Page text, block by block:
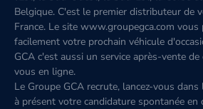
Belgique. C'est le premier distributeur de
France. Le site www.groupegca.com
facilement votre prochain véhicule
GCA c'est aussi un service après-vente
vous en ligne.
Le Groupe GCA recrute, lancez-vous dans
à présent votre candidature spontanée en